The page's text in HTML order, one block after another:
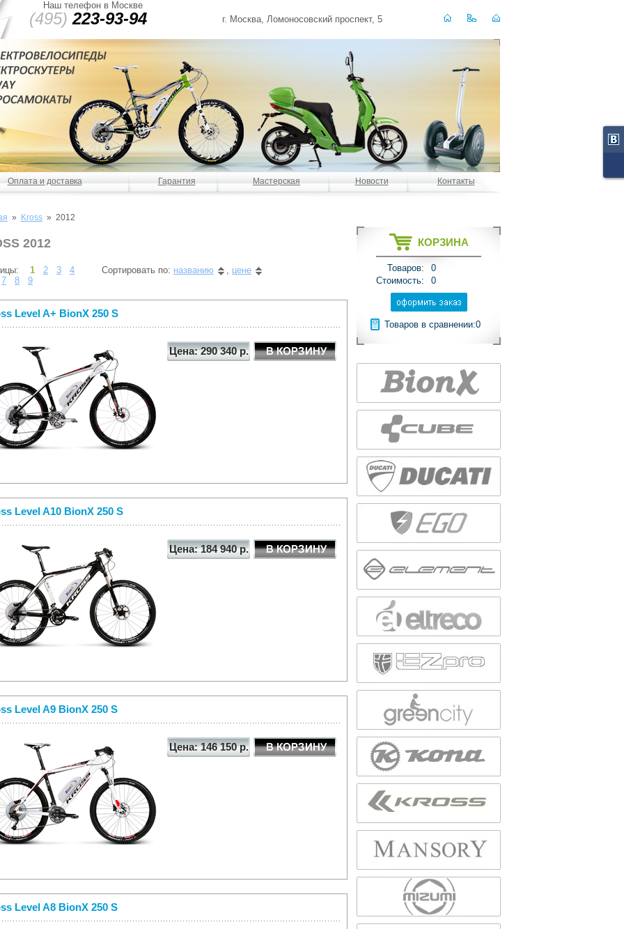
Наш телефон в Москве
(495) 223-93-94 г. Москва, Ломоносовский проспект, 5
Оплата и доставка Гарантия Мастерская Новости Контакты
КОРЗИНА
Товаров:
0
Стоимость:
0
Товаров в сравнении:0
» Kross » 2012
2012
Сортировать по: названию , цене
1 2 3
4
7
8 9
Level A+ BionX 250 S
Цена: 290 340 р.
Level A10 BionX 250 S
Цена: 184 940 р.
Level A9 BionX 250 S
Цена: 146 150 р.
Level A8 BionX 250 S